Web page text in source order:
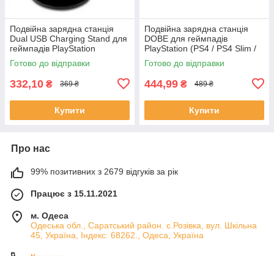
Подвійна зарядна станція
Dual USB Charging Stand для
геймпадів PlayStation
Dualshock 4
Готово до відправки
332,10 ₴ 369 ₴
Купити
Подвійна зарядна станція
DOBE для геймпадів
PlayStation (PS4 / PS4 Slim /
PS4 Pro) Dualshock 4 з LED
індикатором Чорна
Готово до відправки
444,99 ₴ 489 ₴
Купити
Про нас
99% позитивних з 2679 відгуків за рік
Працює з 15.11.2021
м. Одеса
Одеська обл., Саратський район. с.Розівка, вул. Шкільна
45, Україна, Індекс: 68262., Одеса, Україна